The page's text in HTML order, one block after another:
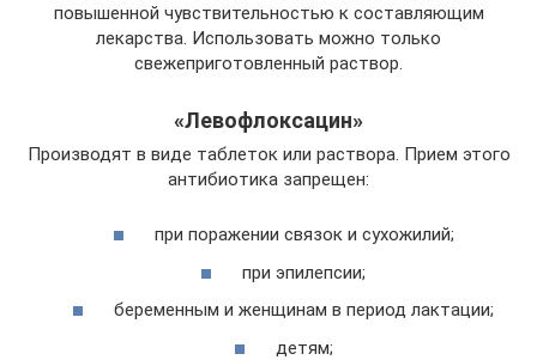
повышенной чувствительностью к составляющим
лекарства. Использовать можно только
свежеприготовленный раствор.
«Левофлоксацин»
Производят в виде таблеток или раствора. Прием этого
антибиотика запрещен:
при поражении связок и сухожилий;
при эпилепсии;
беременным и женщинам в период лактации;
детям;